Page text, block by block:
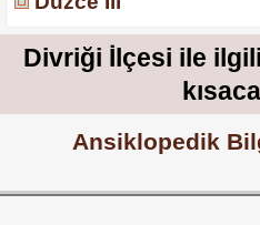
Divriği İlçesi ile
Ansiklopedik